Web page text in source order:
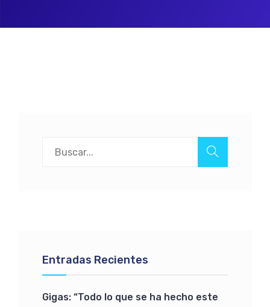
Entradas Recientes
Gigas: “Todo lo que se ha hecho este